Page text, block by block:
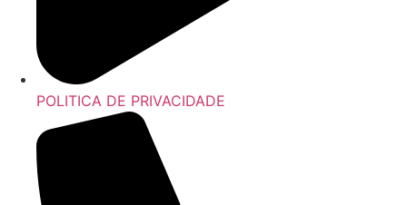
POLITICA DE PRIVACIDADE